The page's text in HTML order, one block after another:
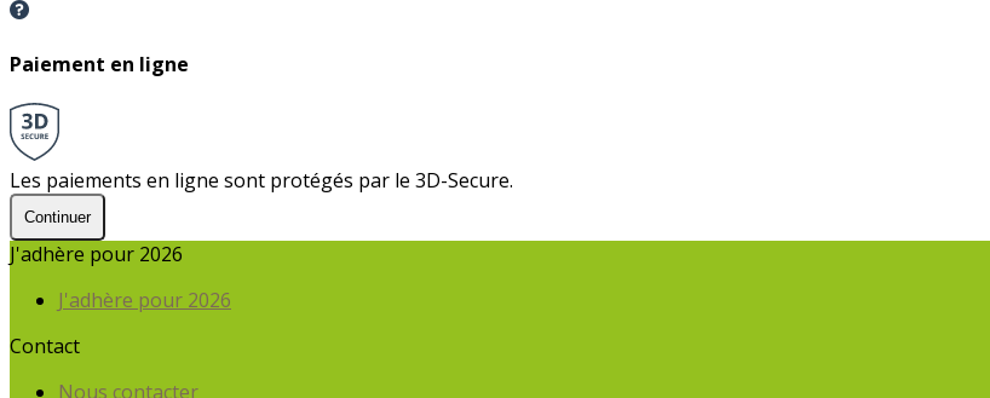
Paiement en ligne
Les paiements en ligne sont protégés par le 3D-Secure.
Continuer
J'adhère pour 2026
J'adhère pour 2026
Contact
Nous contacter